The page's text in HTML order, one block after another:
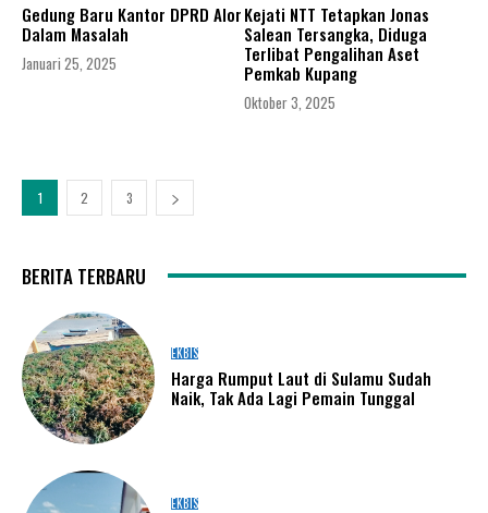
Gedung Baru Kantor DPRD Alor
Dalam Masalah
Januari 25, 2025
Kejati NTT Tetapkan Jonas
Salean Tersangka, Diduga
Terlibat Pengalihan Aset
Pemkab Kupang
Oktober 3, 2025
1 2 3
BERITA TERBARU
EKBIS
Harga Rumput Laut di Sulamu Sudah
Naik, Tak Ada Lagi Pemain Tunggal
EKBIS